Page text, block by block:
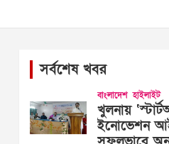
সর্বশেষ খবর
বাংলাদেশ হাইলাইট
খুলনায়
ইনোভেশন